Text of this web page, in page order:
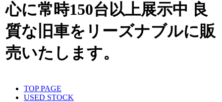
心に常時150台以上展示中 良
質な旧車をリーズナブルに販
売いたします。
TOP PAGE
USED STOCK